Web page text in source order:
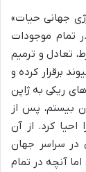
جهانی حیات»
تمام موجودات
تعادل و ترمیم
برقرار کرده و
ریکی به ژاپن
بیستم، پس از
کرد. از آن
در سراسر جهان
آنچه در تمام